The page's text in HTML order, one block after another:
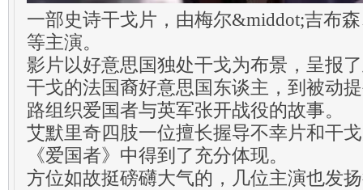
一部史诗干戈片，由梅尔&middot;吉布
等主演。
影片以好意思国独处干戈为布景，呈报
干戈的法国裔好意思国东谈主，到被动
路组织爱国者与英军张开战役的故事。
艾默里奇四肢一位擅长握导不幸片和干
《爱国者》中得到了充分体现。
方位如故挺磅礴大气的，几位主演也发